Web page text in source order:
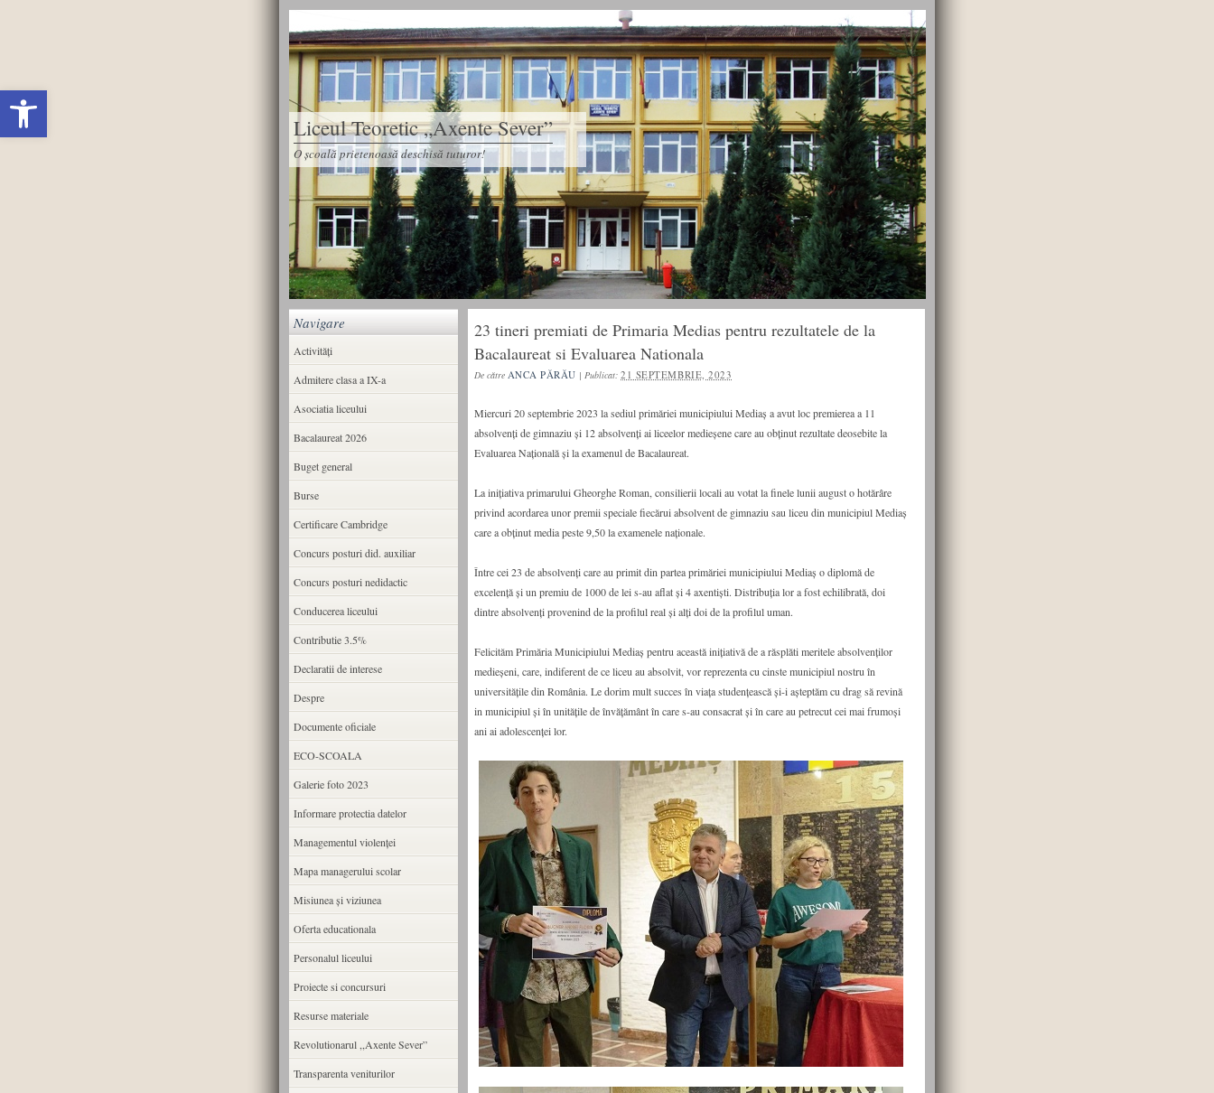
Deschide bara de unelte
Liceul Teoretic „Axente Sever”
O școală prietenoasă deschisă tuturor!
23 tineri premiati de Primaria Medias pentru rezultatele de la
Bacalaureat si Evaluarea Nationala
De către ANCA PĂRĂU | Publicat: 21 SEPTEMBRIE, 2023
Miercuri 20 septembrie 2023 la sediul primăriei municipiului Mediaș a avut loc premierea a 11
absolvenți de gimnaziu și 12 absolvenți ai liceelor medieșene care au obținut rezultate deosebite la
Evaluarea Națională și la examenul de Bacalaureat.
La inițiativa primarului Gheorghe Roman, consilierii locali au votat la finele lunii august o hotărâre
privind acordarea unor premii speciale fiecărui absolvent de gimnaziu sau liceu din municipiul Mediaș
care a obținut media peste 9,50 la examenele naționale.
Între cei 23 de absolvenți care au primit din partea primăriei municipiului Mediaș o diplomă de
excelență și un premiu de 1000 de lei s-au aflat și 4 axentiști. Distribuția lor a fost echilibrată, doi
dintre absolvenți provenind de la profilul real și alți doi de la profilul uman.
Felicităm Primăria Municipiului Mediaș pentru această inițiativă de a răsplăti meritele absolvenților
medieșeni, care, indiferent de ce liceu au absolvit, vor reprezenta cu cinste municipiul nostru în
universitățile din România. Le dorim mult succes în viața studențească și-i așteptăm cu drag să revină
in municipiul și în unitățile de învățământ în care s-au consacrat și în care au petrecut cei mai frumoși
ani ai adolescenței lor.
Navigare
Activități
Admitere clasa a IX-a
Asociatia liceului
Bacalaureat 2026
Buget general
Burse
Certificare Cambridge
Concurs posturi did. auxiliar
Concurs posturi nedidactic
Conducerea liceului
Contributie 3.5%
Declaratii de interese
Despre
Documente oficiale
ECO-SCOALA
Galerie foto 2023
Informare protectia datelor
Managementul violenței
Mapa managerului scolar
Misiunea şi viziunea
Oferta educationala
Personalul liceului
Proiecte si concursuri
Resurse materiale
Revolutionarul ,,Axente Sever”
Transparenta veniturilor